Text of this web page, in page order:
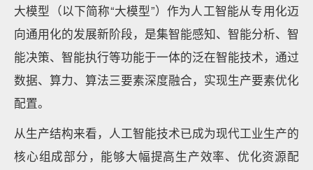
大模型（以下简称“大模型”）作为人工智能从专用化迈
向通用化的发展新阶段，是集智能感知、智能分析、智
能决策、智能执行等功能于一体的泛在智能技术，通过
数据、算力、算法三要素深度融合，实现生产要素优化
配置。
从生产结构来看，人工智能技术已成为现代工业生产的
核心组成部分，能够大幅提高生产效率、优化资源配